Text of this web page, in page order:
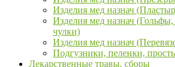
Изделия мед назнач
Изделия мед назнач
чулки)
Изделия мед назнач
Подгузники, пеленки,
Лекарственные травы, сборы